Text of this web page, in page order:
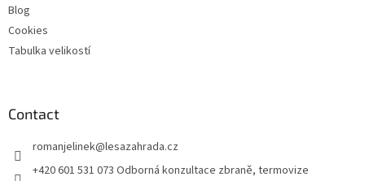
Blog
Cookies
Tabulka velikostí
Contact
romanjelinek@lesazahrada.cz
+420 601 531 073 Odborná konzultace zbraně, termovize